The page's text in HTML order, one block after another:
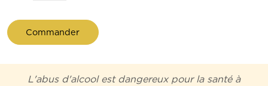
Coffret
Rouge
Commander
L'abus d'alcool est dangereux pour la santé à